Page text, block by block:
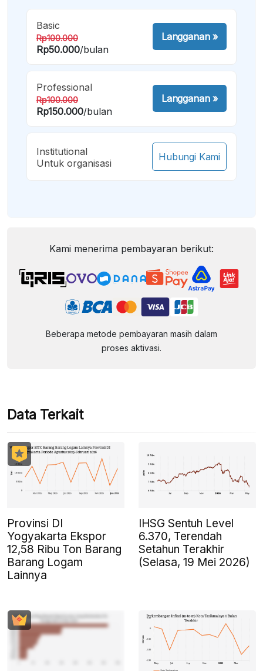
Basic
Rp100.000
Rp50.000/bulan
Langganan»
Professional
Rp100.000
Rp150.000/bulan
Langganan»
Institutional
Untuk organisasi
Hubungi Kami
Kami menerima pembayaran berikut:
Beberapa metode pembayaran masih dalam
proses aktivasi.
Data Terkait
Provinsi DI
Yogyakarta Ekspor
12,58 Ribu Ton Barang
Barang Logam
Lainnya
IHSG Sentuh Level
6.370, Terendah
Setahun Terakhir
(Selasa, 19 Mei 2026)